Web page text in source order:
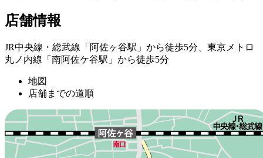
店舗情報
JR中央線・総武線「阿佐ヶ谷駅」から徒歩5分、東京メトロ
丸ノ内線「南阿佐ケ谷駅」から徒歩5分
地図
店舗までの道順